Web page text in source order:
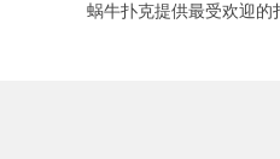
蜗牛扑克提供最受欢迎